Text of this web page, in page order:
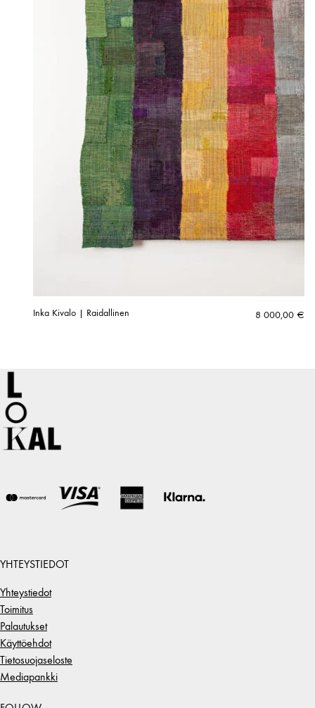
Inka Kivalo | Raidallinen 8 000,00 €
YHTEYSTIEDOT
Yhteystiedot
Toimitus
Palautukset
Käyttöehdot
Tietosuojaseloste
Mediapankki